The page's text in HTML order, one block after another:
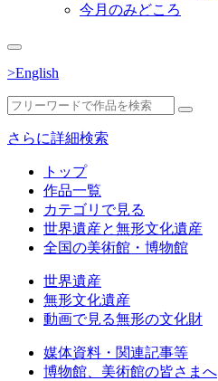
今月のみどころ
>English
さらに詳細検索
トップ
作品一覧
カテゴリで見る
世界遺産と無形文化遺産
全国の美術館・博物館
世界遺産
無形文化遺産
動画で見る無形の文化財
媒体資料・関連記事等
博物館、美術館の皆さまへ